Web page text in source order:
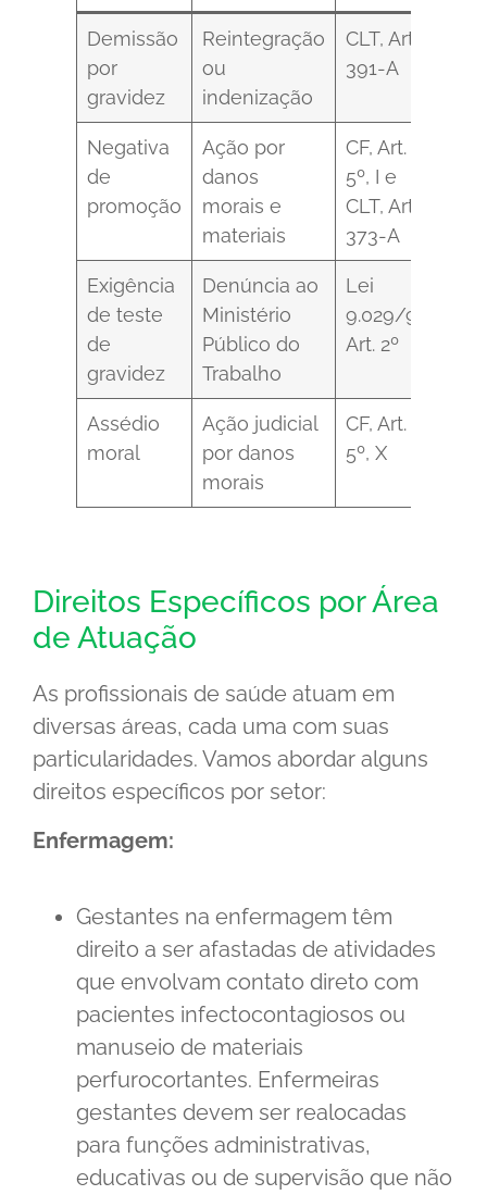
Demissão
por
gravidez
Reintegração
ou
indenização
CLT, Art.
391-A
Negativa
de
promoção
Ação por
danos
morais e
materiais
CF, Art.
5º, I e
CLT, Art.
373-A
Exigência
de teste
de
gravidez
Denúncia ao
Ministério
Público do
Trabalho
Lei
9.029/95,
Art. 2º
Assédio
moral
Ação judicial
por danos
morais
CF, Art.
5º, X
Direitos Específicos por Área
de Atuação
As profissionais de saúde atuam em
diversas áreas, cada uma com suas
particularidades. Vamos abordar alguns
direitos específicos por setor:
Enfermagem:
Gestantes na enfermagem têm
direito a ser afastadas de atividades
que envolvam contato direto com
pacientes infectocontagiosos ou
manuseio de materiais
perfurocortantes. Enfermeiras
gestantes devem ser realocadas
para funções administrativas,
educativas ou de supervisão que não